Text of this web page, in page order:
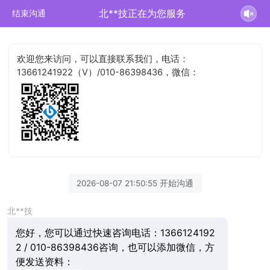
结束沟通 北**技正在为您服务
欢迎您来访问，可以直接联系我们，电话：
13661241922（V）/010-86398436，微信：
2026-08-07 21:50:55 开始沟通
北**技
您好，您可以通过快速咨询电话：1366124192
2 / 010-86398436咨询，也可以添加微信，方
便发送资料：